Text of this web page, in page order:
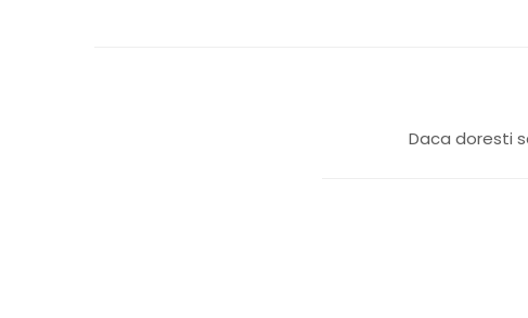
Daca doresti